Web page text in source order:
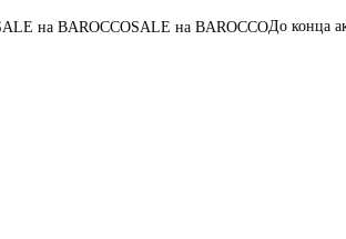
SALE на BAROCCOДо конца акции05:15 :26:12